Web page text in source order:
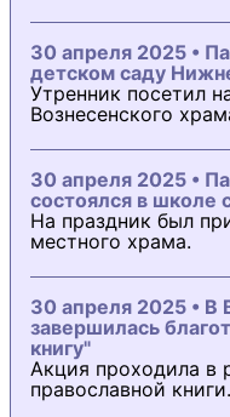
30 апреля 2025 •
детском саду
Утренник посетил
Вознесенского
30 апреля 2025 •
состоялся в школе
На праздник был
местного храма.
30 апреля 2025 • В
завершилась
книгу"
Акция проходила в
православной книги.